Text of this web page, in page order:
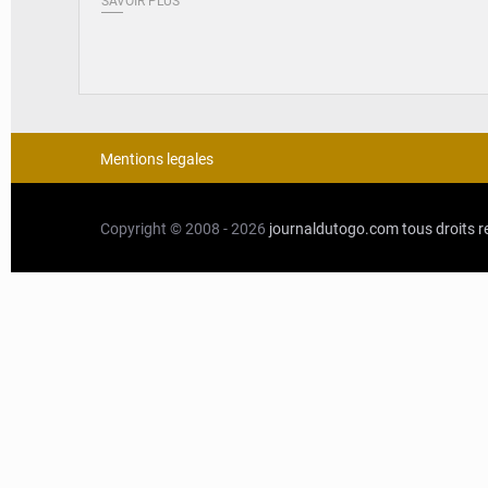
Mentions legales
Copyright © 2008 - 2026 journaldutogo.comtous droits